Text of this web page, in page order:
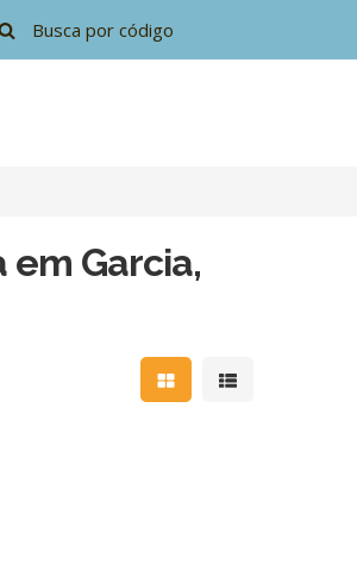
em Garcia,
Mostrar resultados
Mostrar